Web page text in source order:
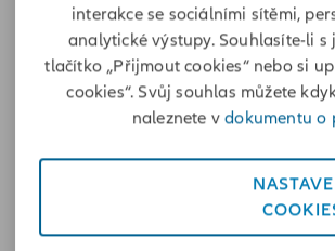
mohou tak narušit těsnění nebo lak.
alespoň opláchnout vodou pokud
pylu na kapotě. Avšak, jak jsme již
vyplatí si připlatit a nechat si auto
karoserie se díky tomu vyhladí a pyl na
interakce se sociálními sítěmi,
analytické výstupy. Souhlasíte-li
tlačítko „Přijmout cookies“ nebo si
cookies“. Svůj souhlas můžete
naleznete vdokumentu o